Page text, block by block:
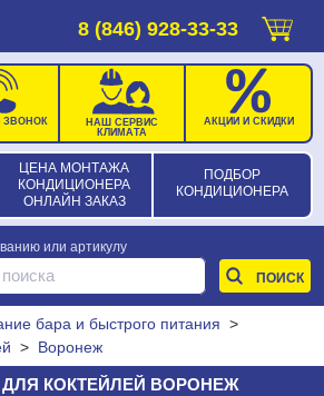
8 (846) 928-33-33
ЦЕНА МОНТАЖА
КОНДИЦИОНЕРА
ОНЛАЙН ЗАКАЗ
ПОДБОР
КОНДИЦИОНЕРА
ЗВОНОК
НАШ СЕРВИС
КЛИМАТА
АКЦИИ И СКИДКИ
или артикулу
бара и быстрого питания >
> Воронеж
КОКТЕЙЛЕЙ ВОРОНЕЖ